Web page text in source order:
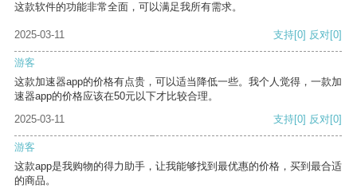
这款软件的功能非常全面，可以满足我所有需求。
2025-03-11 支持[0] 反对[0]
游客
这款加速器app的价格有点贵，可以适当降低一些。我个人觉得，一款加
速器app的价格应该在50元以下才比较合理。
2025-03-11
支持[0] 反对[0]
游客
这款app是我购物的得力助手，让我能够找到最优惠的价格，买到最合适
的商品。